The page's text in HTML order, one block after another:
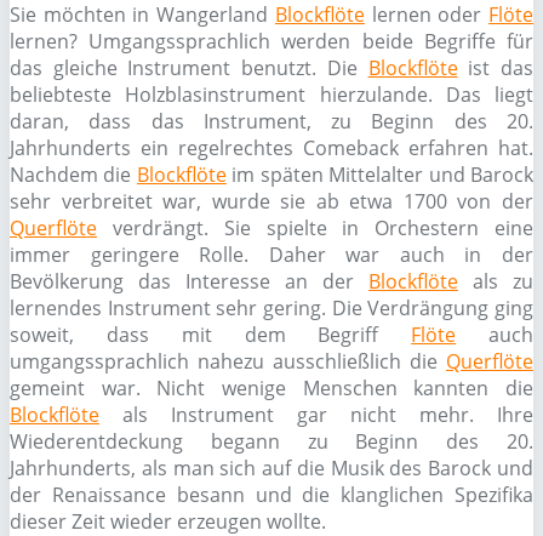
Sie möchten in Wangerland Blockflötelernen oder Flöte
lernen? Umgangssprachlich werden beide Begriffe für
das gleiche Instrument benutzt. Die Blockflöteist das
beliebteste Holzblasinstrument hierzulande. Das liegt
daran, dass das Instrument, zu Beginn des 20.
Jahrhunderts ein regelrechtes Comeback erfahren hat.
Nachdem die Blockflöteim späten Mittelalter und Barock
sehr verbreitet war, wurde sie ab etwa 1700 von der
Querflöte verdrängt. Sie spielte in Orchestern eine
immer geringere Rolle. Daher war auch in der
Bevölkerung das Interesse an der Blockflöte als zu
lernendes Instrument sehr gering. Die Verdrängung ging
soweit, dass mit dem Begriff Flöte auch
umgangssprachlich nahezu ausschließlich die Querflöte
gemeint war. Nicht wenige Menschen kannten die
Blockflöte als Instrument gar nicht mehr. Ihre
Wiederentdeckung begann zu Beginn des 20.
Jahrhunderts, als man sich auf die Musik des Barock und
der Renaissance besann und die klanglichen Spezifika
dieser Zeit wieder erzeugen wollte.